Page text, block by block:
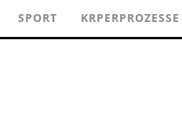
SPORT KRPERPROZESSE